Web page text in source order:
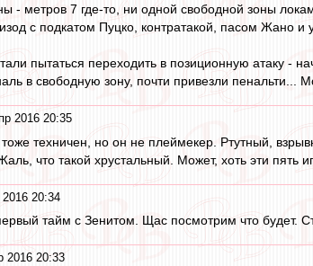
- метров 7 где-то, ни одной свободной зоны
с подкатом Пуцко, контратакой, пасом Жано
пытаться переходить в позиционную атаку -
в свободную зону, почти привезли
2016 20:35
техничен, но он не плеймекер. Ртутный,
что такой хрустальный. Может, хоть эти пять
20:34
тайм с Зенитом. Щас посмотрим что будет.
2016 20:33